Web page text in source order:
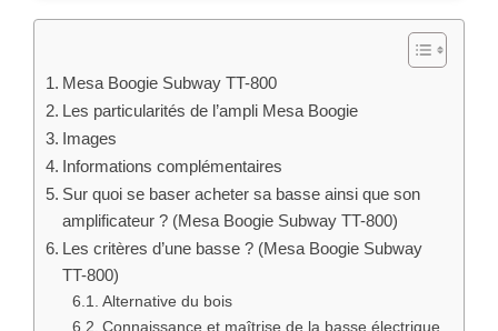
Mesa Boogie Subway TT-800
Les particularités de l’ampli Mesa Boogie
Images
Informations complémentaires
Sur quoi se baser acheter sa basse ainsi que son
amplificateur ? (Mesa Boogie Subway TT-800)
Les critères d’une basse ? (Mesa Boogie Subway
TT-800)
Alternative du bois
Connaissance et maîtrise de la basse électrique